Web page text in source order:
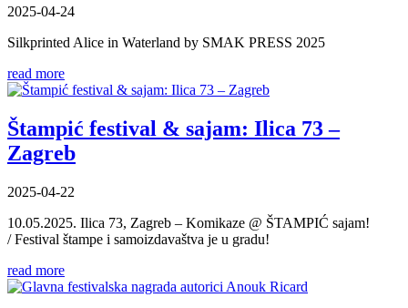
2025-04-24
Silkprinted Alice in Waterland by SMAK PRESS 2025
read more
Štampić festival & sajam: Ilica 73 –
Zagreb
2025-04-22
10.05.2025. Ilica 73, Zagreb – Komikaze @ ŠTAMPIĆ sajam!
/ Festival štampe i samoizdavaštva je u gradu!
read more